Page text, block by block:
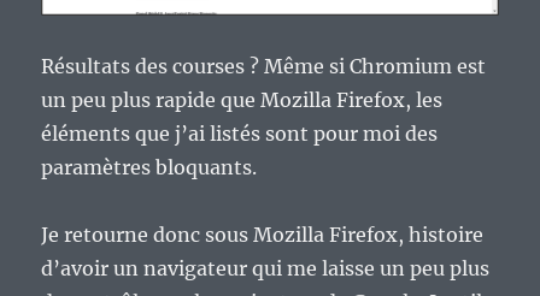
Résultats des courses ? Même si Chromium est
un peu plus rapide que Mozilla Firefox, les
éléments que j’ai listés sont pour moi des
paramètres bloquants.
Je retourne donc sous Mozilla Firefox, histoire
d’avoir un navigateur qui me laisse un peu plus